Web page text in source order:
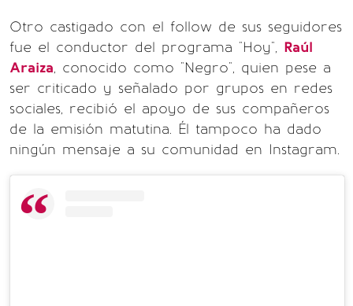
Otro castigado con el follow de sus seguidores
fue el conductor del programa "Hoy", Raúl
Araiza, conocido como "Negro", quien pese a
ser criticado y señalado por grupos en redes
sociales, recibió el apoyo de sus compañeros
de la emisión matutina. Él tampoco ha dado
ningún mensaje a su comunidad en Instagram.